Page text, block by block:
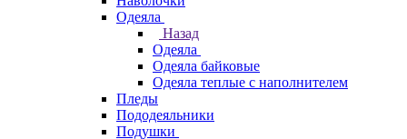
Одеяла
Назад
Одеяла
Одеяла байковые
Одеяла теплые с наполнителем
Пледы
Пододеяльники
Подушки